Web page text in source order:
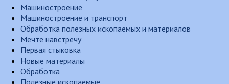
Машиностроение
Машиностроение и транспорт
Обработка полезных ископаемых и материалов
Мечте навстречу
Первая стыковка
Новые материалы
Обработка
Полезные ископаемые